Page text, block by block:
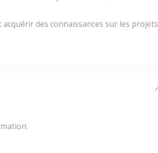
des connaissances sur les projets